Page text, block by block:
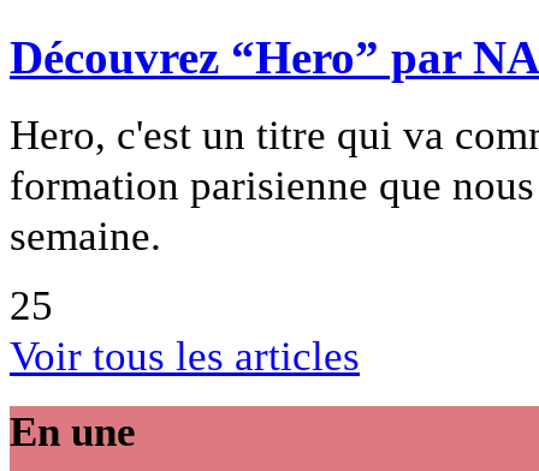
Découvrez “Hero” par
Hero, c'est un titre qui va
formation parisienne que
semaine.
25
Voir tous les articles
En une